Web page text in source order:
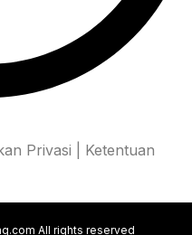
Privasi
Ketentuan
All rights reserved